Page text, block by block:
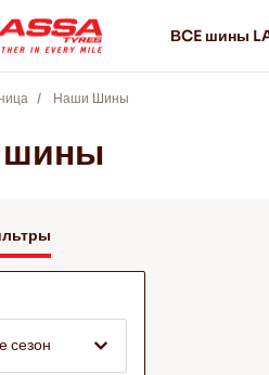
ВCE шины
Наши Шины
сезон